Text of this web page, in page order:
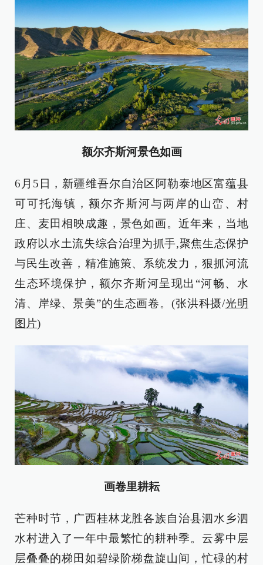
额尔齐斯河景色如画
6月5日，新疆维吾尔自治区阿勒泰地区富蕴县
可可托海镇，额尔齐斯河与两岸的山峦、村
庄、麦田相映成趣，景色如画。近年来，当地
政府以水土流失综合治理为抓手,聚焦生态保护
与民生改善，精准施策、系统发力，狠抓河流
生态环境保护，额尔齐斯河呈现出“河畅、水
清、岸绿、景美”的生态画卷。(张洪科摄/光明
图片)
画卷里耕耘
芒种时节，广西桂林龙胜各族自治县泗水乡泗
水村进入了一年中最繁忙的耕种季。云雾中层
层叠叠的梯田如碧绿阶梯盘旋山间，忙碌的村